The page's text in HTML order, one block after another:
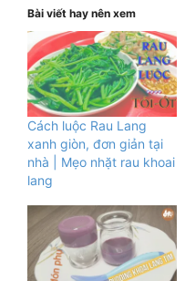
Bài viết hay nên xem
Cách luộc Rau Lang
xanh giòn, đơn giản tại
nhà | Mẹo nhặt rau khoai
lang